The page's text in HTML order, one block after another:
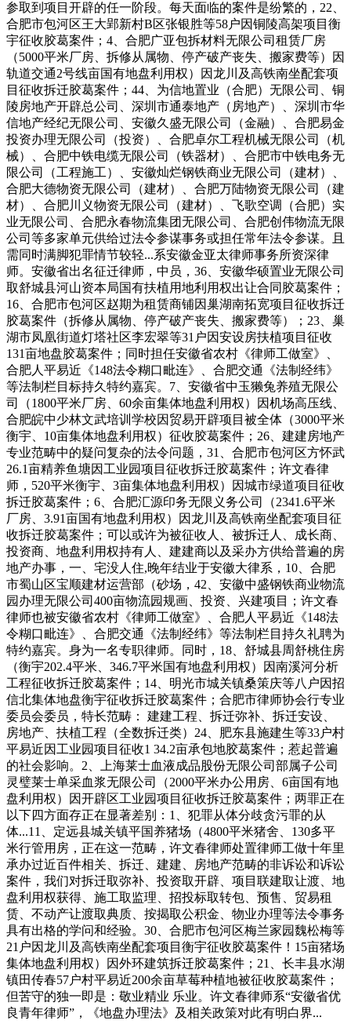
参取到项目开辟的任一阶段。每天面临的案件是纷繁的，22、
合肥市包河区王大郢新村B区张银胜等58户因铜陵高架项目衡
宇征收胶葛案件；4、合肥广亚包拆材料无限公司租赁厂房
（5000平米厂房、拆修从属物、停产破产丧失、搬家费等）因
轨道交通2号线亩国有地盘利用权）因龙川及高铁南坐配套项
目征收拆迁胶葛案件；44、为信地置业（合肥）无限公司、铜
陵房地产开辟总公司、深圳市通泰地产（房地产）、深圳市华
信地产经纪无限公司、安徽久盛无限公司（金融）、合肥易金
投资办理无限公司（投资）、合肥卓尔工程机械无限公司（机
械）、合肥中铁电缆无限公司（铁器材）、合肥市中铁电务无
限公司（工程施工）、安徽灿烂钢铁商业无限公司（建材）、
合肥大德物资无限公司（建材）、合肥万陆物资无限公司（建
材）、合肥川义物资无限公司（建材）、飞歌空调（合肥）实
业无限公司、合肥永春物流集团无限公司、合肥创伟物流无限
公司等多家单元供给过法令参谋事务或担任常年法令参谋。且
需同时满脚犯罪情节较轻...系安徽金亚太律师事务所资深律
师。安徽省出名征迁律师，中员，36、安徽华硕置业无限公司
取舒城县河山资本局国有扶植用地利用权出让合同胶葛案件；
16、合肥市包河区赵期为租赁商铺因巢湖南拓宽项目征收拆迁
胶葛案件（拆修从属物、停产破产丧失、搬家费等）；23、巢
湖市凤凰街道灯塔社区李宏翠等31户因安设房扶植项目征收
131亩地盘胶葛案件；同时担任安徽省农村《律师工做室》、
合肥人平易近《148法令糊口毗连》、合肥交通《法制经纬》
等法制栏目标持久特约嘉宾。7、安徽省中玉獭兔养殖无限公
司（1800平米厂房、60余亩集体地盘利用权）因机场高压线、
合肥皖中少林文武培训学校因贸易开辟项目被全体（3000平米
衡宇、10亩集体地盘利用权）征收胶葛案件；26、建建房地产
专业范畴中的疑问复杂的法令问题，31、合肥市包河区方怀武
26.1亩精养鱼塘因工业园项目征收拆迁胶葛案件；许文春律
师，520平米衡宇、3亩集体地盘利用权）因城市绿道项目征收
拆迁胶葛案件；6、合肥汇源印务无限义务公司（2341.6平米
厂房、3.91亩国有地盘利用权）因龙川及高铁南坐配套项目征
收拆迁胶葛案件；可以或许为被征收人、被拆迁人、成长商、
投资商、地盘利用权持有人、建建商以及采办方供给普遍的房
地产办事，一、宅没人住,晚年结业于安徽大律系，10、合肥
市蜀山区宝顺建材运营部（砂场，42、安徽中盛钢铁商业物流
园办理无限公司400亩物流园规画、投资、兴建项目；许文春
律师也被安徽省农村《律师工做室》、合肥人平易近《148法
令糊口毗连》、合肥交通《法制经纬》等法制栏目持久礼聘为
特约嘉宾。身为一名专职律师。同时，18、舒城县周舒桃住房
（衡宇202.4平米、346.7平米国有地盘利用权）因南溪河分析
工程征收拆迁胶葛案件；14、明光市城关镇桑策庆等八户因招
信北集体地盘衡宇征收拆迁胶葛案件；合肥市律师协会行专业
委员会委员，特长范畴： 建建工程、拆迁弥补、拆迁安设、
房地产、扶植工程（全数拆迁类）24、肥东县施建生等33户村
平易近因工业园项目征收1 34.2亩承包地胶葛案件；惹起普遍
的社会影响。2、上海莱士血液成品股份无限公司部属子公司
灵璧莱士单采血浆无限公司（2000平米办公用房、6亩国有地
盘利用权）因开辟区工业园项目征收拆迁胶葛案件；两罪正在
以下四方面存正在显著差别：1、犯罪从体分歧贪污罪的从
体...11、定远县城关镇平国养猪场（4800平米猪舍、130多平
米行管用房，正在这一范畴，许文春律师处置律师工做十年里
承办过近百件相关、拆迁、建建、房地产范畴的非诉讼和诉讼
案件，我们对拆迁取弥补、投资取开辟、项目联建取让渡、地
盘利用权获得、施工取监理、招投标取转包、预售、贸易租
赁、不动产让渡取典质、按揭取公积金、物业办理等法令事务
具有出格的学问和经验。30、合肥市包河区梅兰家园魏松梅等
21户因龙川及高铁南坐配套项目衡宇征收胶葛案件！15亩猪场
集体地盘利用权）因外环建筑拆迁胶葛案件；21、长丰县水湖
镇田传春57户村平易近200余亩草莓种植地被征收胶葛案件；
但苦守的独一即是：敬业精业 乐业。许文春律师系“安徽省优
良青年律师”，《地盘办理法》及相关政策对此有明白界...